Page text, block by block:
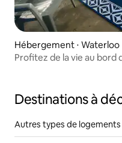
Hébergement ⋅ Waterloo
Profitez de la vie au bord
Destinations à
Autres types de logements